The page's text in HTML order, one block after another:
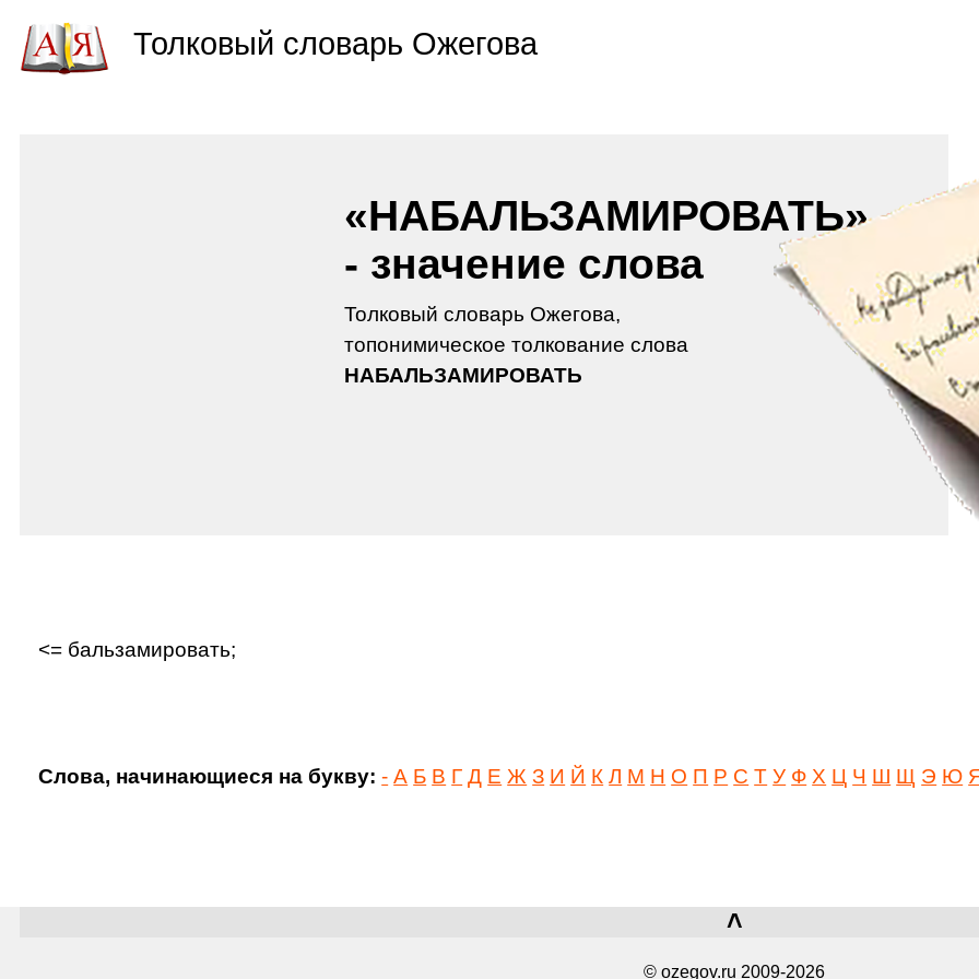
«НАБАЛЬЗАМИРОВАТЬ»
- значение слова
Толковый словарь Ожегова,
топонимическое толкование слова
НАБАЛЬЗАМИРОВАТЬ
<= бальзамировать;
Слова, начинающиеся на букву: - А Б В Г Д Е Ж З И Й К Л М Н О П Р С Т У Ф Х Ц Ч Ш Щ Э Ю
˄
© ozegov.ru 2009-2026
Толковый словарь Ожегова